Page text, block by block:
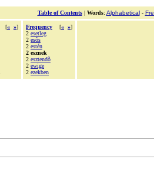
Table of Contents| Words: Alphabetical-
[« »]
Frequency [« »]
2 esetleg
2 esõs
2 estén
2 esznek
2 esztendõ
2 ewige
2 ezekben